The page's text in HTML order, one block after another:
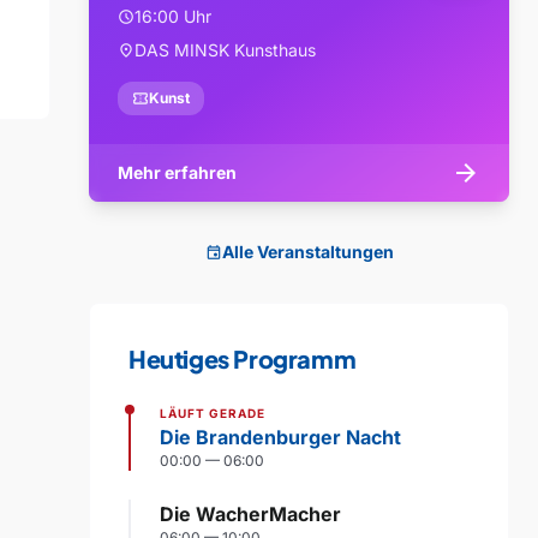
schedule16:00 Uhr
location_onDAS MINSK Kunsthaus
confirmation_numberKunst
Mehr erfahren arrow_forward
eventAlle Veranstaltungen
Heutiges Programm
LÄUFT GERADE
Die Brandenburger Nacht
00:00 — 06:00
Die WacherMacher